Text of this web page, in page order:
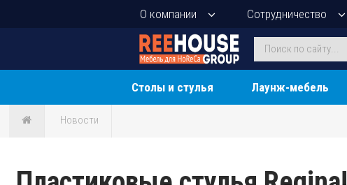
О компании Сотрудничество
Столы и стулья Лаунж-мебель
Новости